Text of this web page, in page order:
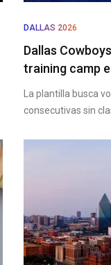
DALLAS 2026
Dallas
training camp
La plantilla busca
consecutivas sin